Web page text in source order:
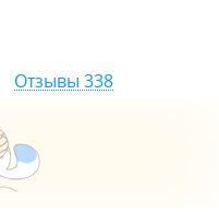
Отзывы 338